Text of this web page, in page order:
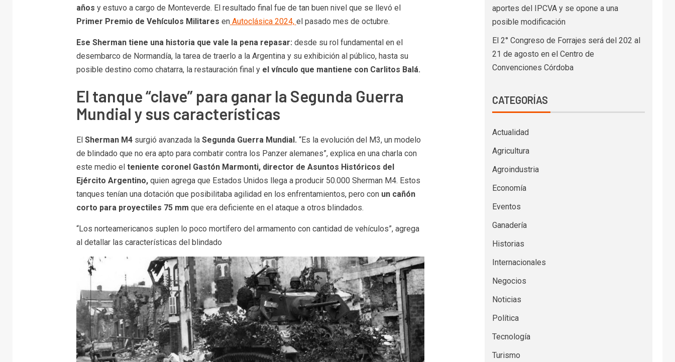
años y estuvo a cargo de Monteverde. El resultado final fue de tan buen nivel que se llevó el
Primer Premio de Vehículos Militares enAutoclásica 2024, el pasado mes de octubre.
Ese Sherman tiene una historia que vale la pena repasar: desde su rol fundamental en el
desembarco de Normandía, la tarea de traerlo a la Argentina y su exhibición al público, hasta su
posible destino como chatarra, la restauración final y el vínculo que mantiene con Carlitos Balá.
El tanque “clave” para ganar la Segunda Guerra
Mundial y sus características
El Sherman M4surgió avanzada la Segunda Guerra Mundial. “Es la evolución del M3, un modelo
de blindado que no era apto para combatir contra los Panzer alemanes”, explica en una charla con
este medio el teniente coronel Gastón Marmonti, director de Asuntos Históricos del
Ejército Argentino, quien agrega que Estados Unidos
llega a producir 50.000 Sherman M4. Estos
tanques tenían una dotación que posibilitaba agilidad en los enfrentamientos, pero con un cañón
corto para proyectiles 75 mm que era deficiente en el ataque a otros blindados.
“Los norteamericanos suplen lo poco mortífero del armamento con cantidad de vehículos”, agrega
al detallar las características del blindado
aportes del IPCVA y se opone a una
posible modificación
El 2° Congreso de Forrajes será del 202 al
21 de agosto en el Centro de
Convenciones Córdoba
CATEGORÍAS
Actualidad
Agricultura
Agroindustria
Economía
Eventos
Ganadería
Historias
Internacionales
Negocios
Noticias
Política
Tecnología
Turismo